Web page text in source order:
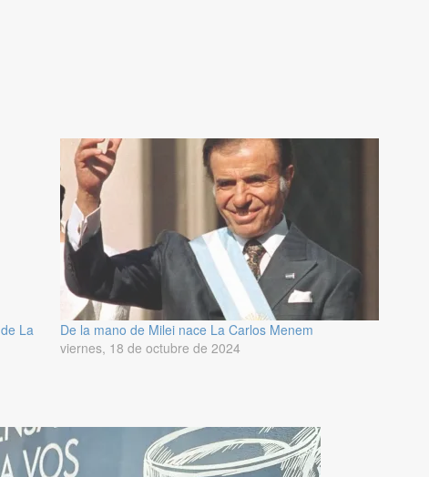
La
De la mano de Milei nace La Carlos Menem
viernes, 18 de octubre de 2024